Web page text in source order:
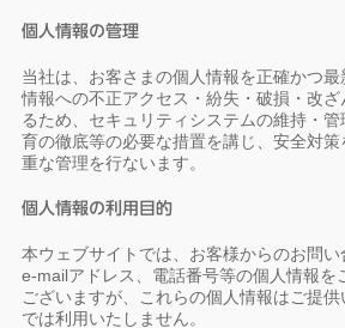
個人情報の管理
当社は、お客さまの個人情報を正確かつ
情報への不正アクセス・紛失・破損・改
るため、セキュリティシステムの維持・
育の徹底等の必要な措置を講じ、安全対
重な管理を行ないます。
個人情報の利用目的
本ウェブサイトでは、お客様からのお問い
e-mailアドレス、電話番号等の個人情報を
ございますが、これらの個人情報はご提
では利用いたしません。